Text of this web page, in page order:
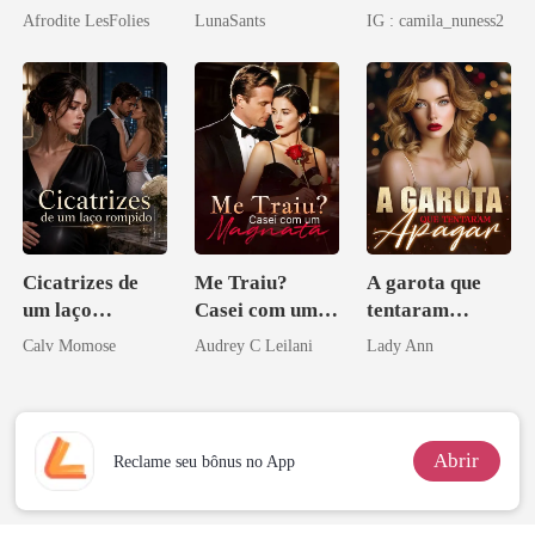
Mia
Afrodite LesFolies LunaSants
Inclusive Ela
IG : camila_nuness2
Cicatrizes de
um laço
rompido
Calv Momose
Me Traiu?
Casei com um
Magnata
Audrey C Leilani
A garota que
tentaram
apagar
Lady Ann
Reclame seu bônus no App Abrir